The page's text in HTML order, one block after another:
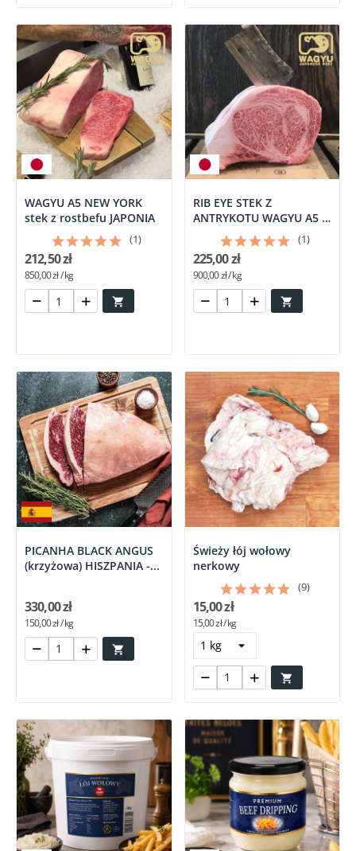
WAGYU A5 NEW YORK
stek z rostbefu JAPONIA
(1)

212,50 zł
850,00 zł / kg
RIB EYE STEK Z
ANTRYKOTU WAGYU A5 -
JAPONIA
(1)

225,00 zł
900,00 zł / kg
PICANHA BLACK ANGUS
(krzyżowa) HISZPANIA -...

330,00 zł
150,00 zł / kg
Świeży łój wołowy
nerkowy
(9)

15,00 zł
15,00 zł / kg